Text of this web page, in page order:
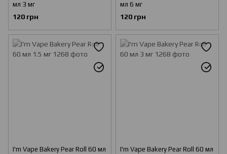
мл 3 мг
120 грн
мл 6 мг
120 грн
I'm Vape Bakery Pear Roll 60 мл
I'm Vape Bakery Pear Roll 60 мл